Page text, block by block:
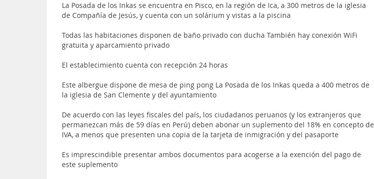
La Posada de los Inkas se encuentra en Pisco, en la región de Ica, a 300 metros de la iglesia
de Compañía de Jesús, y cuenta con un solárium y vistas a la piscina
Todas las habitaciones disponen de baño privado con ducha También hay conexión WiFi
gratuita y aparcamiento privado
El establecimiento cuenta con recepción 24 horas
Este albergue dispone de mesa de ping pong La Posada de los Inkas queda a 400 metros de
la iglesia de San Clemente y del ayuntamiento
De acuerdo con las leyes fiscales del país, los ciudadanos peruanos (y los extranjeros que
permanezcan más de 59 días en Perú) deben abonar un suplemento del 18% en concepto de
IVA, a menos que presenten una copia de la tarjeta de inmigración y del pasaporte
Es imprescindible presentar ambos documentos para acogerse a la exención del pago de
este suplemento